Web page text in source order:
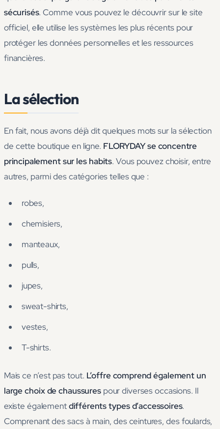
sécurisés. Comme vous pouvez le découvrir sur le site
officiel, elle utilise les systèmes les plus récents pour
protéger les données personnelles et les ressources
financières.
La sélection
En fait, nous avons déjà dit quelques mots sur la sélection
de cette boutique en ligne. FLORYDAY se concentre
principalement sur les habits. Vous pouvez choisir, entre
autres, parmi des catégories telles que :
robes,
chemisiers,
manteaux,
pulls,
jupes,
sweat-shirts,
vestes,
T-shirts.
Mais ce n’est pas tout. L’offre comprend également un
large choix de chaussurespour diverses occasions. Il
existe égalementdifférents types d’accessoires.
Comprenant des sacs à main, des ceintures, des foulards,